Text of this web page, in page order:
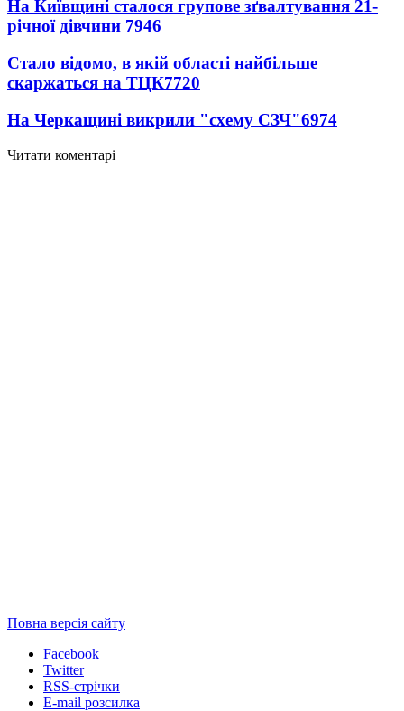
На Київщині сталося групове зґвалтування 21-
річної дівчини 7946
Стало відомо, в якій області найбільше
скаржаться на ТЦК7720
На Черкащині викрили "схему СЗЧ"6974
Читати коментарі
Повна версія сайту
Facebook
Twitter
RSS-стрічки
E-mail розсилка